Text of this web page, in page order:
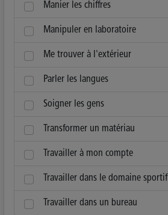
Manier les chiffres
Manipuler en laboratoire
Me trouver à l'extérieur
Parler les langues
Soigner les gens
Transformer un matériau
Travailler à mon compte
Travailler dans le domaine sportif
Travailler dans un bureau